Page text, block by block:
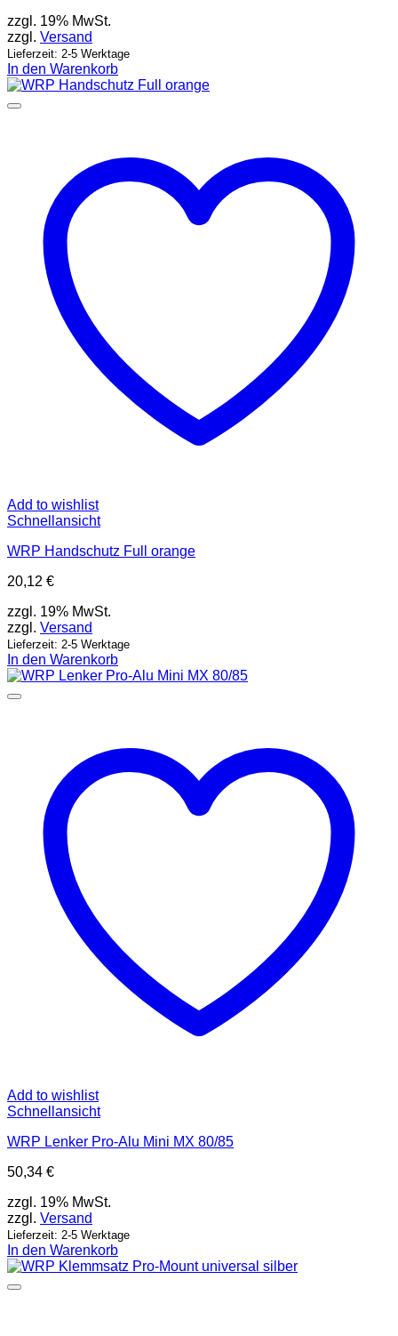
zzgl. 19% MwSt.
zzgl. Versand
Lieferzeit: 2-5 Werktage
In den Warenkorb
Add to wishlist
Schnellansicht
WRP Handschutz Full orange
20,12 €
zzgl. 19% MwSt.
zzgl. Versand
Lieferzeit: 2-5 Werktage
In den Warenkorb
Add to wishlist
Schnellansicht
WRP Lenker Pro-Alu Mini MX 80/85
50,34 €
zzgl. 19% MwSt.
zzgl. Versand
Lieferzeit: 2-5 Werktage
In den Warenkorb